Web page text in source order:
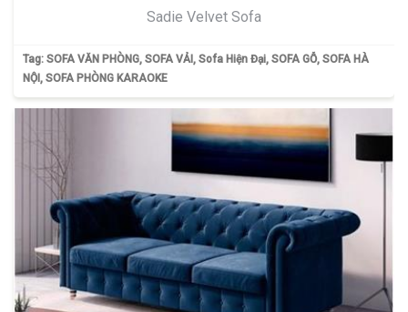
Sadie Velvet Sofa
Tag: SOFA VĂN PHÒNG, SOFA VẢI, Sofa Hiện Đại, SOFA GỖ, SOFA HÀ
NỘI, SOFA PHÒNG KARAOKE